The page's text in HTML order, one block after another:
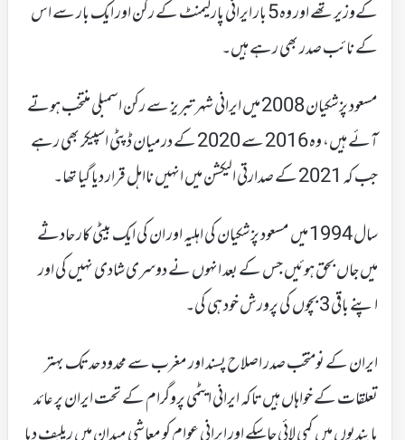
کےوزیرتھے اور وہ 5 بار ایرانی پارلیمنٹ کے رکن اور ایک بار سے اس
کے نائب صدر بھی رہے ہیں۔
مسعود پزشکیان 2008 میں ایرانی شہر تبریز سے رکن اسمبلی منتخب ہوتے
آئے ہیں، وہ 2016 سے 2020 کے درمیان ڈپٹی اسپیکر بھی رہے
جب کہ 2021 کے صدارتی الیکشن میں انہیں نااہل قرار دیا گیا تھا۔
سال 1994 میں مسعود پزشکیان کی اہلیہ اور ان کی ایک بیٹی کار حادثے
میں جاں بحق ہوئیں جس کے بعد انہوں نے دوسری شادی نہیں کی اور
اپنے باقی 3 بچوں کی پرورش خود ہی کی۔
ایران کے نومتخب صدر اصلاح پسند اور مغرب سے محدود حد تک بہتر
تعلقات کے خواہاں ہیں تاکہ ایرانی ایٹمی پروگرام کے تحت ایران پر عائد